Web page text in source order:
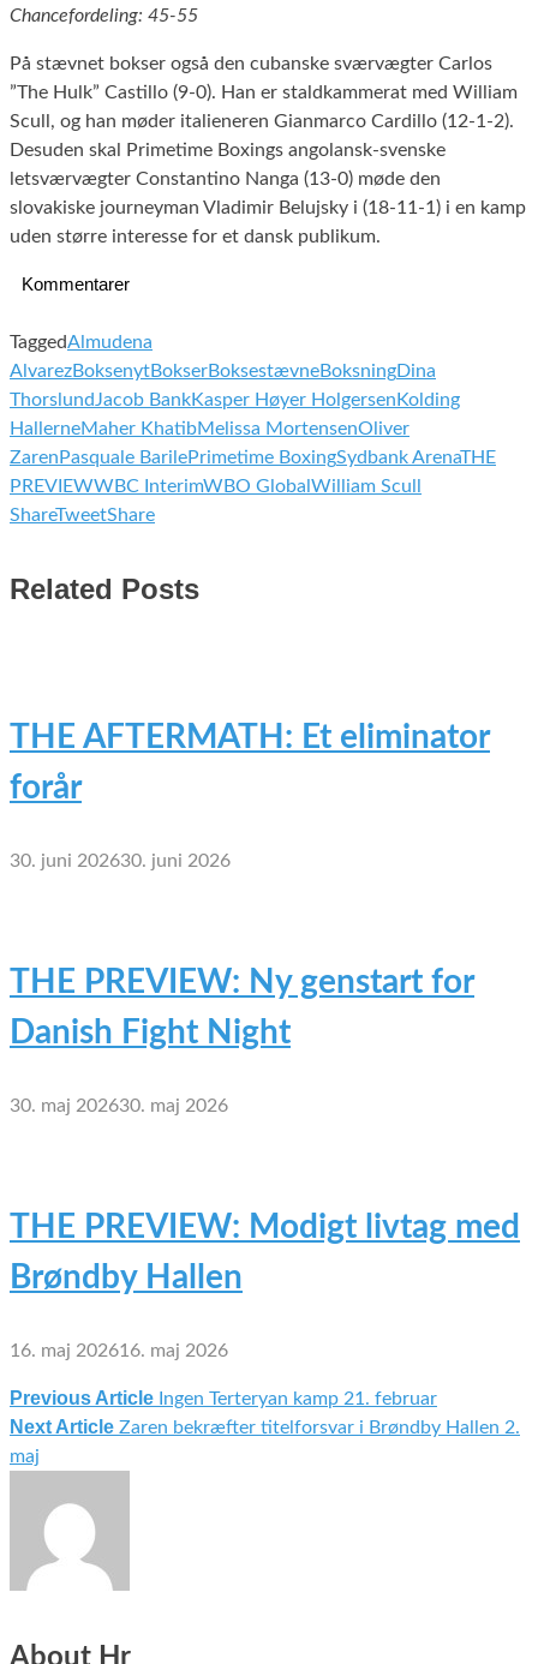
Chancefordeling: 45-55
På stævnet bokser også den cubanske sværvægter Carlos
”The Hulk” Castillo (9-0). Han er staldkammerat med William
Scull, og han møder italieneren Gianmarco Cardillo (12-1-2).
Desuden skal Primetime Boxings angolansk-svenske
letsværvægter Constantino Nanga (13-0) møde den
slovakiske journeyman Vladimir Belujsky i (18-11-1) i en kamp
uden større interesse for et dansk publikum.
Kommentarer
TaggedAlmudena
AlvarezBoksenytBokserBoksestævneBoksningDina
Thorslund Jacob BankKasper Høyer Holgersen Kolding
HallerneMaher KhatibMelissa MortensenOliver
Zaren Pasquale BarilePrimetime BoxingSydbank ArenaTHE
PREVIEWWBC InterimWBO Global William Scull
ShareTweetShare
Related Posts
THE AFTERMATH: Et eliminator
forår
30. juni 202630. juni 2026
THE PREVIEW: Ny genstart for
Danish Fight Night
30. maj 202630. maj 2026
THE PREVIEW: Modigt livtag med
Brøndby Hallen
16. maj 202616. maj 2026
Indlægsnavigation
Previous Article Ingen Terteryan kamp 21. februar
Next Article Zaren bekræfter titelforsvar i Brøndby Hallen 2.
maj